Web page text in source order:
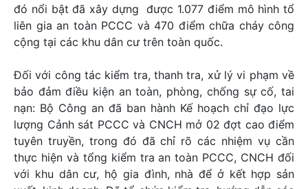
đó nổi bật đã xây dựng được 1.077 điểm mô hình tổ
liên gia an toàn PCCC và 470 điểm chữa cháy công
cộng tại các khu dân cư trên toàn quốc.
Đối với công tác kiểm tra, thanh tra, xử lý vi phạm về
bảo đảm điều kiện an toàn, phòng, chống sự cố, tai
nạn: Bộ Công an đã ban hành Kế hoạch chỉ đạo lực
lượng Cảnh sát PCCC và CNCH mở 02 đợt cao điểm
tuyên truyền, trong đó đã chỉ rõ các nhiệm vụ cần
thực hiện và tổng kiểm tra an toàn PCCC, CNCH đối
với khu dân cư, hộ gia đình, nhà để ở kết hợp sản